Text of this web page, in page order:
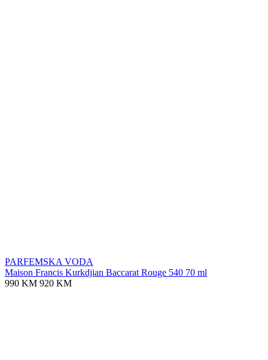
PARFEMSKA VODA
Maison Francis Kurkdjian Baccarat Rouge 540 70 ml
990 KM 920 KM